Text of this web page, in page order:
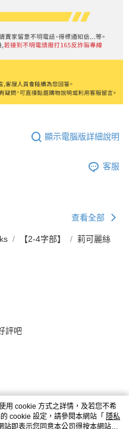
顯示電腦版詳細說明
客服
查看全部
【2-4字部】
莉可麗絲
評吧
用 cookie 方式之詳情，及若您不希
cookie 設定，請參閱本網站「 隱私
站即表示您同意本公司得按本網站使